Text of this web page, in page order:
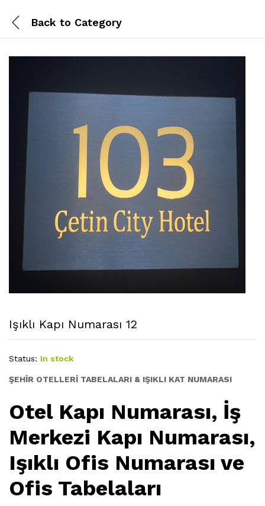
Back to Category
Işıklı Kapı Numarası 12
Status: In stock
ŞEHİR OTELLERİ TABELALARI & IŞIKLI KAT NUMARASI
Otel Kapı Numarası, İş
Merkezi Kapı Numarası,
Işıklı Ofis Numarası ve
Ofis Tabelaları